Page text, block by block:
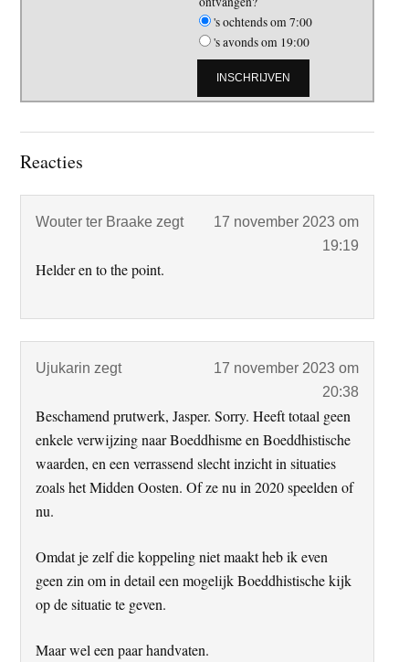
's ochtends om 7:00
's avonds om 19:00
Lees
Reacties
Wouter ter Braake zegt
17 november 2023 om
19:19
Helder en to the point.
Ujukarin zegt
17 november 2023 om
20:38
Beschamend prutwerk, Jasper. Sorry. Heeft totaal geen
enkele verwijzing naar Boeddhisme en Boeddhistische
waarden, en een verrassend slecht inzicht in situaties
zoals het Midden Oosten. Of ze nu in 2020 speelden of
nu.
Omdat je zelf die koppeling niet maakt heb ik even
geen zin om in detail een mogelijk Boeddhistische kijk
op de situatie te geven.
Maar wel een paar handvaten.